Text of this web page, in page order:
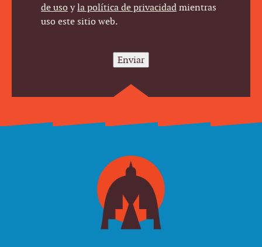
de usoyla política de privacidadmientras
uso este sitio web.